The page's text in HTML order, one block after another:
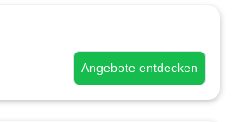
Angebote entdecken